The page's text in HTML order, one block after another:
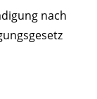
nach